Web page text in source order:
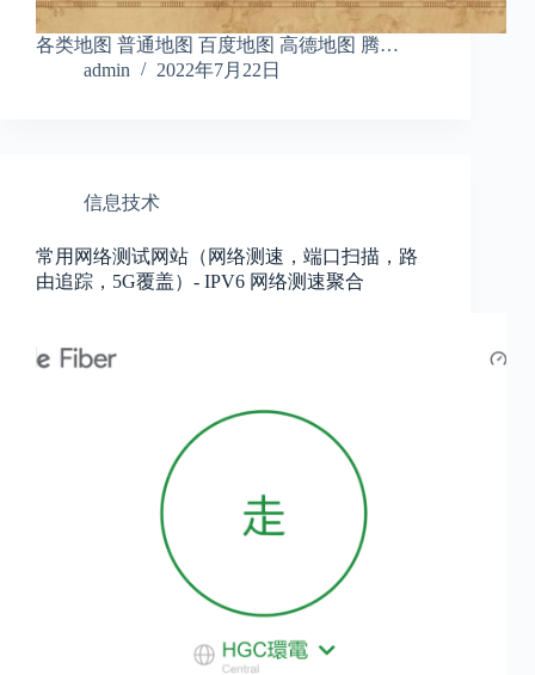
各类地图 普通地图 百度地图 高德地图 腾…
admin
2022年7月22日
信息技术
常用网络测试网站（网络测速，端口扫描，路
由追踪，5G覆盖）- IPV6 网络测速聚合